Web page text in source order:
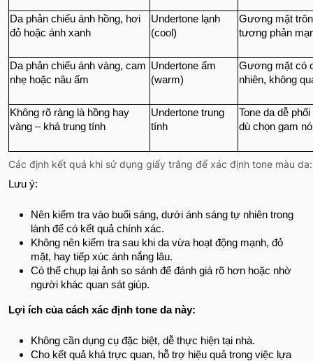
Các định kết quả khi sử dụng giấy trắng để xác định tone màu da:
Da phản chiếu ánh hồng, hơi
đỏ hoặc ánh xanh
Undertone lạnh
(cool)
Gương mặt
tương phản
Da phản chiếu ánh vàng, cam
nhẹ hoặc nâu ấm
Undertone ấm
(warm)
Gương mặt có
nhiên, không
Không rõ ràng là hồng hay
vàng – khá trung tính
Undertone trung
tính
Tone da dễ
dù chọn gam
Lưu ý:
Nên kiểm tra vào buổi sáng, dưới ánh sáng tự nhiên trong
lành để có kết quả chính xác.
Không nên kiểm tra sau khi da vừa hoạt động mạnh, đỏ
mặt, hay tiếp xúc ánh nắng lâu.
Có thể chụp lại ảnh so sánh để đánh giá rõ hơn hoặc nhờ
người khác quan sát giúp.
Lợi ích của cách xác định tone da này:
Không cần dụng cụ đặc biệt, dễ thực hiện tại nhà.
Cho kết quả khá trực quan, hỗ trợ hiệu quả trong việc lựa